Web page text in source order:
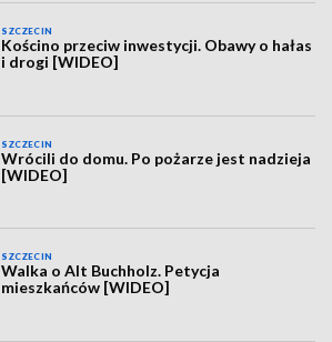
SZCZECIN
Kościno przeciw inwestycji. Obawy o hałas
i drogi [WIDEO]
SZCZECIN
Wrócili do domu. Po pożarze jest nadzieja
[WIDEO]
SZCZECIN
Walka o Alt Buchholz. Petycja
mieszkańców [WIDEO]